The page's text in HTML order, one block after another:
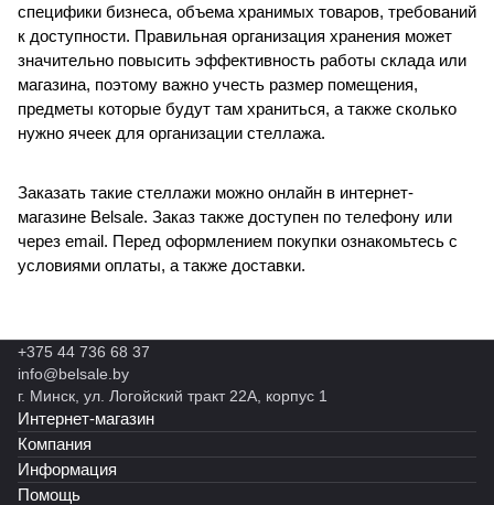
специфики бизнеса, объема хранимых товаров, требований
к доступности. Правильная организация хранения может
значительно повысить эффективность работы склада или
магазина, поэтому важно учесть размер помещения,
предметы которые будут там храниться, а также сколько
нужно ячеек для организации стеллажа.
Заказать такие стеллажи можно онлайн в интернет-
магазине Belsale. Заказ также доступен по телефону или
через email. Перед оформлением покупки ознакомьтесь с
условиями оплаты, а также доставки.
+375 44 736 68 37
info@belsale.by
г. Минск, ул. Логойский тракт 22А, корпус 1
Интернет-магазин
Компания
Информация
Помощь